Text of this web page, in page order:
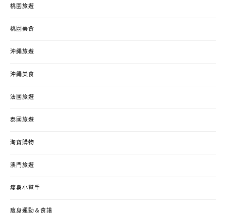
桃園旅遊
桃園美食
沖繩旅遊
沖繩美食
法國旅遊
泰國旅遊
淘寶購物
澳門旅遊
瘦身小幫手
瘦身運動＆食譜